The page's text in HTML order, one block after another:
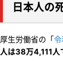
日本人の
厚生労働省の「
人は38万4,111人